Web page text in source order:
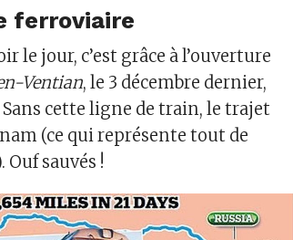
ferroviaire
le jour, c’est grâce à l’ouverture
Ventian, le 3 décembre dernier,
cette ligne de train, le trajet
(ce qui représente tout de
Ouf sauvés !